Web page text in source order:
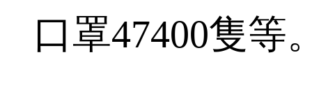
口罩47400隻等